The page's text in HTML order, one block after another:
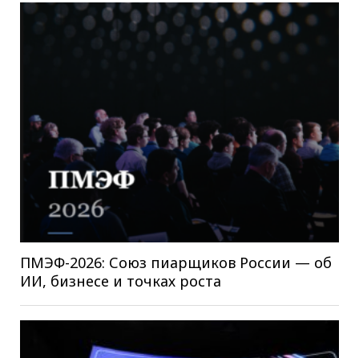
ПМЭФ-2026: Союз пиарщиков России — об
ИИ, бизнесе и точках роста